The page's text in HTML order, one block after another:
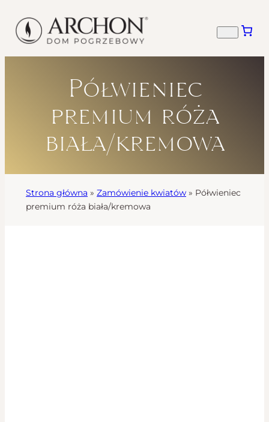
Półwieniec
premium róża
biała/kremowa
Strona główna » Zamówienie kwiatów » Półwieniec
premium róża biała/kremowa